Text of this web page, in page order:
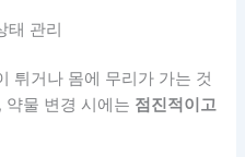
태 관리
튀거나 몸에 무리가 가는 것
약물 변경 시에는 점진적이고